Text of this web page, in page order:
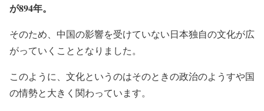
が894年。
そのため、中国の影響を受けていない日本独自の文化が広
がっていくこととなりました。
このように、文化というのはそのときの政治のようすや国
の情勢と大きく関わっています。